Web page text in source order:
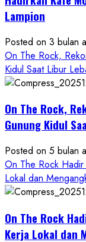
Baru,
Padukan
Alam
Wisata
Kekinian
Lampion
Posted on 3 bulan
On The Rock,
Kidul Saat Libur
On The Rock,
Gunung Kidul
Posted on 5 bulan
On The Rock
Lokal dan
On The Rock
Kerja Lokal dan